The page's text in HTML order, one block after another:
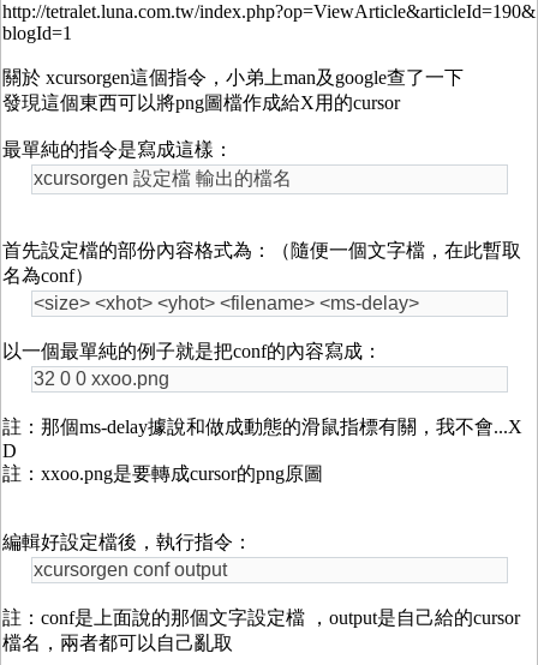
http://tetralet.luna.com.tw/index.php?op=ViewArticle&articleId=190&
blogId=1
關於 xcursorgen這個指令，小弟上man及google查了一下
發現這個東西可以將png圖檔作成給X用的cursor
最單純的指令是寫成這樣：
xcursorgen 設定檔 輸出的檔名
首先設定檔的部份內容格式為：（隨便一個文字檔，在此暫取
名為conf）
<size> <xhot> <yhot> <filename> <ms-delay>
以一個最單純的例子就是把conf的內容寫成：
32 0 0 xxoo.png
註：那個ms-delay據說和做成動態的滑鼠指標有關，我不會...X
D
註：xxoo.png是要轉成cursor的png原圖
編輯好設定檔後，執行指令：
xcursorgen conf output
註：conf是上面說的那個文字設定檔 ，output是自己給的cursor
檔名，兩者都可以自己亂取